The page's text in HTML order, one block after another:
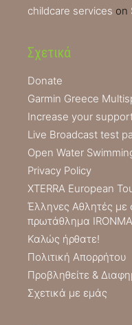
childcare services on
Σχετικά
Donate
Garmin Greece
Increase your
Live Broadcast test
Open Water
Privacy Policy
XTERRA European
Έλληνες Αθλητές με
πρωτάθλημα
Καλώς ήρθατε!
Πολιτική Απορρήτου
Προβληθείτε &
Σχετικά με εμάς